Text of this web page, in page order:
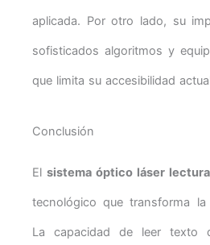
aplicada. Por otro lado, su
sofisticados algoritmos y
que limita su accesibilidad
Conclusión
El sistema óptico láser
tecnológico que transforma la
La capacidad de leer texto